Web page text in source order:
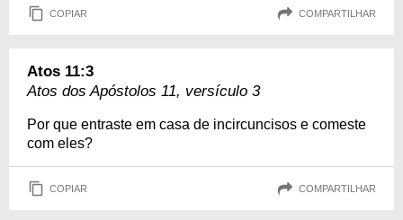
COPIAR COMPARTILHAR
Atos 11:3
Atos dos Apóstolos 11, versículo 3
Por que entraste em casa de incircuncisos e comeste
com eles?
COPIAR COMPARTILHAR